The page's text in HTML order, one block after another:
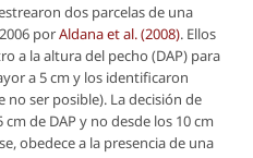
dos parcelas de una
porAldanaet al. (2008). Ellos
a la altura del pecho (DAP) para
a 5 cm y los identificaron
no ser posible). La decisión de
de DAP y no desde los 10 cm
obedece a la presencia de una